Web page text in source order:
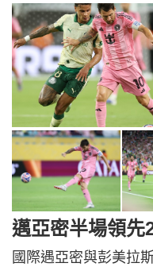
邁亞密半場領先
國際遇亞密與彭美拉